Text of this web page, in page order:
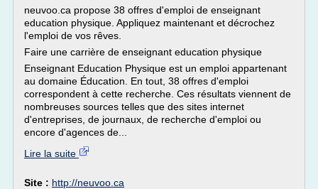
neuvoo.ca propose 38 offres d'emploi de enseignant
education physique. Appliquez maintenant et décrochez
l'emploi de vos rêves.
Faire une carrière de enseignant education physique
Enseignant Education Physique est un emploi appartenant
au domaine Éducation. En tout, 38 offres d'emploi
correspondent à cette recherche. Ces résultats viennent de
nombreuses sources telles que des sites internet
d'entreprises, de journaux, de recherche d'emploi ou
encore d'agences de...
Lire la suite
Site : http://neuvoo.ca